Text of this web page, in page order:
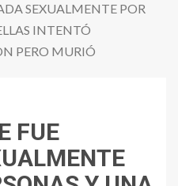
SEXUALMENTE POR
INTENTÓ
PERO MURIÓ
FUE